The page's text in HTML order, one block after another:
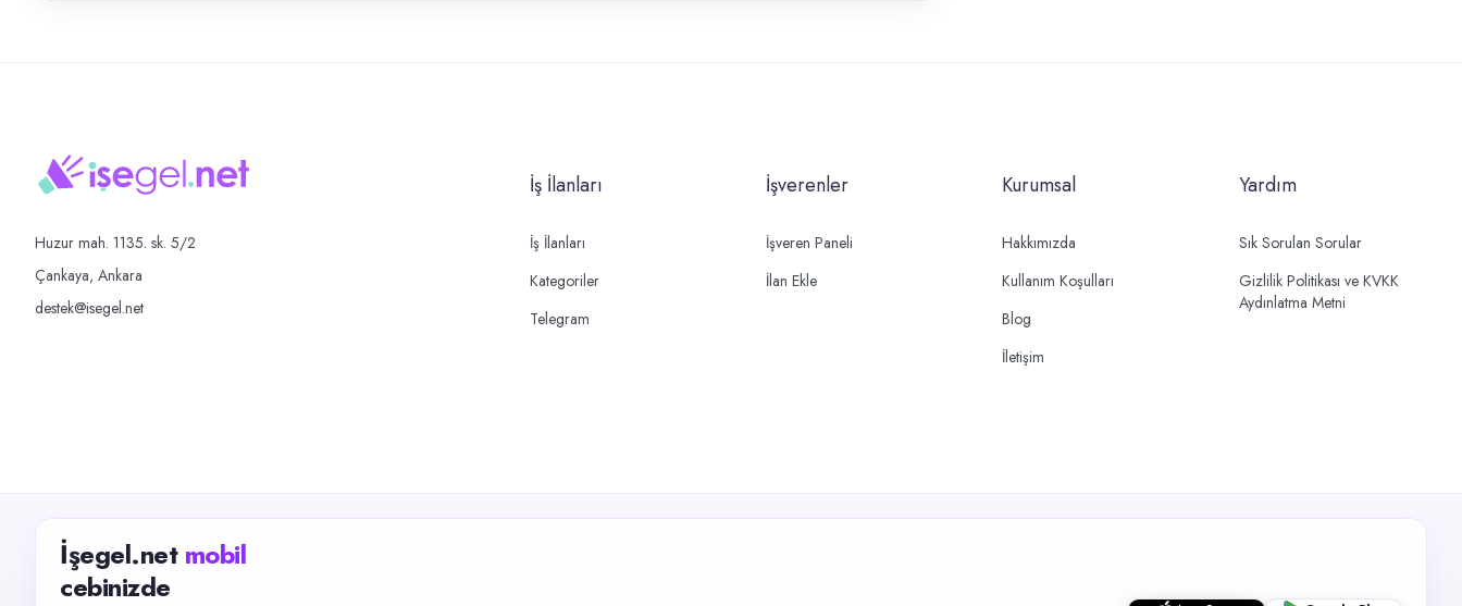
Huzur mah. 1135. sk. 5/2
Çankaya, Ankara
destek@isegel.net
İş İlanları
İş İlanları
Kategoriler
Telegram
İşverenler
İşveren Paneli
İlan Ekle
Kurumsal
Hakkımızda
Kullanım Koşulları
Blog
İletişim
Yardım
Sık Sorulan Sorular
Gizlilik Politikası ve KVKK
Aydınlatma Metni
İşegel.net mobil
cebinizde